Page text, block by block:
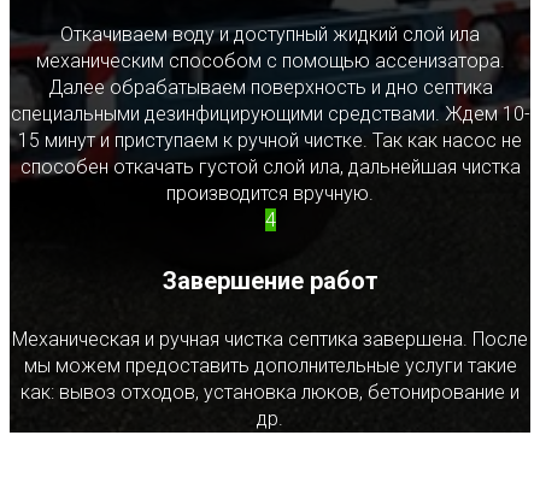
Откачиваем воду и доступный жидкий слой ила
механическим способом с помощью ассенизатора.
Далее обрабатываем поверхность и дно септика
специальными дезинфицирующими средствами. Ждем 10-
15 минут и приступаем к ручной чистке. Так как насос не
способен откачать густой слой ила, дальнейшая чистка
производится вручную.
4
Завершение работ
Механическая и ручная чистка септика завершена. После
мы можем предоставить дополнительные услуги такие
как: вывоз отходов, установка люков, бетонирование и
др.